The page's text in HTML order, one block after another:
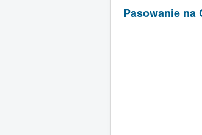
Pasowanie na